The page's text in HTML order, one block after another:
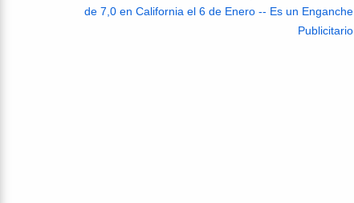
de 7,0 en California el 6 de Enero -- Es un Enganche
Publicitario